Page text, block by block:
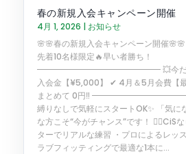
春の新規入会キャンペーン開催
4月 1, 2026 | お知らせ
🌸🌸春の新規入会キャンペーン開催
先着10名様限定🔥早い者勝ち！
━━━━━━━━━━━━━━━ 💥今だけ
入会金【¥5,000】 ✔ 4月＆5月会費【
まとめて 0円‼️
縛りなしで気軽にスタートOK✨ 「気に
な方こそ“今がチャンス”です！ 🏌️‍♂️CiS
ターでリアルな練習 ・プロによるレッ
ラブフィッティングで最適な1本に...